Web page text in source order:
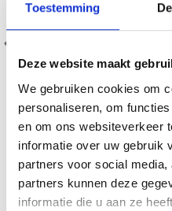
Toestemming
Deze website maakt
We gebruiken cookies om
personaliseren, om
en om ons websiteverkeer
informatie over uw gebruik
partners voor social
partners kunnen deze
informatie die u aan ze
HAMA MULTIRAMME 307